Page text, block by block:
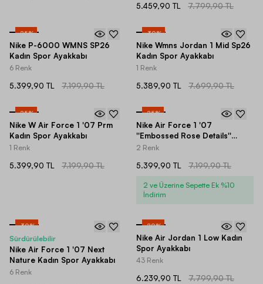
5.459,90 TL 7.799,90 TL
-25%
Nike P-6000 WMNS SP26
Kadın Spor Ayakkabı
6 Renk
5.399,90 TL 7.199,90 TL
-30%
Nike Wmns Jordan 1 Mid Sp26
Kadın Spor Ayakkabı
1 Renk
5.389,90 TL 7.699,90 TL
-25%
Nike W Air Force 1 '07 Prm
Kadın Spor Ayakkabı
1 Renk
5.399,90 TL 7.199,90 TL
-25%
Nike Air Force 1 '07
''Embossed Rose Details''
Kadın Spor Ayakkabı
2 Renk
5.399,90 TL 7.199,90 TL
2 ve Üzerine Sepette Ek %10
İndirim
-30%
Sürdürülebilir
Nike Air Force 1 '07 Next
Nature Kadın Spor Ayakkabı
6 Renk
-20%
Nike Air Jordan 1 Low Kadın
Spor Ayakkabı
43 Renk
6.239,90 TL 7.799,90 TL